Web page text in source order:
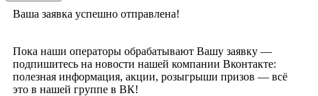
Ваша заявка успешно отправлена!
Пока наши операторы обрабатывают Вашу заявку —
подпишитесь на новости нашей компании Вконтакте:
полезная информация, акции, розыгрыши призов — всё
это в нашей группе в ВК!